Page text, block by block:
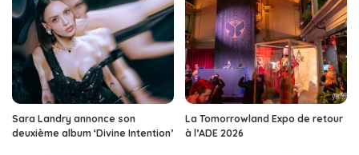
Sara Landry annonce son
deuxième album ‘Divine Intention’
La Tomorrowland Expo de retour
à l’ADE 2026